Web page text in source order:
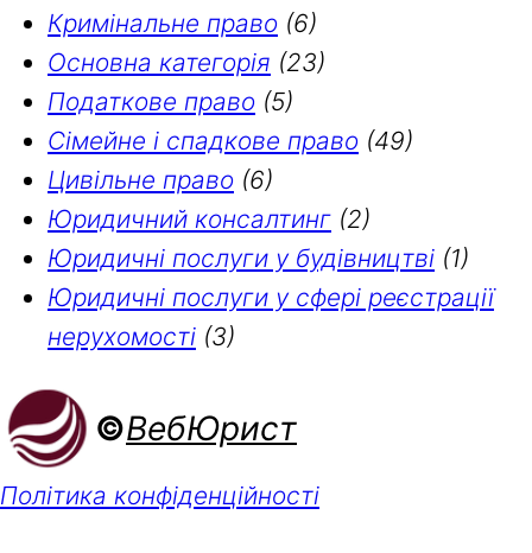
Кримінальне право (6)
Основна категорія (23)
Податкове право (5)
Сімейне і спадкове право (49)
Цивільне право (6)
Юридичний консалтинг (2)
Юридичні послуги у будівництві (1)
Юридичні послуги у сфері реєстрації
нерухомості (3)
©ВебЮрист
Політика конфіденційності